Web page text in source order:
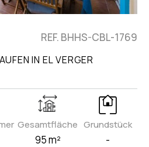
REF. BHHS-CBL-1769
IN EL VERGER
Gesamtfläche
95 m²
Grundstück
-